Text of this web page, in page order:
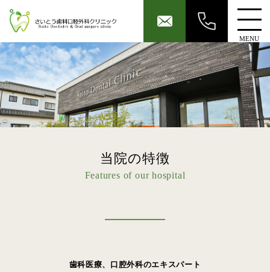
MENU
当院の特徴
Features of our hospital
歯科医療、口腔外科のエキスパート